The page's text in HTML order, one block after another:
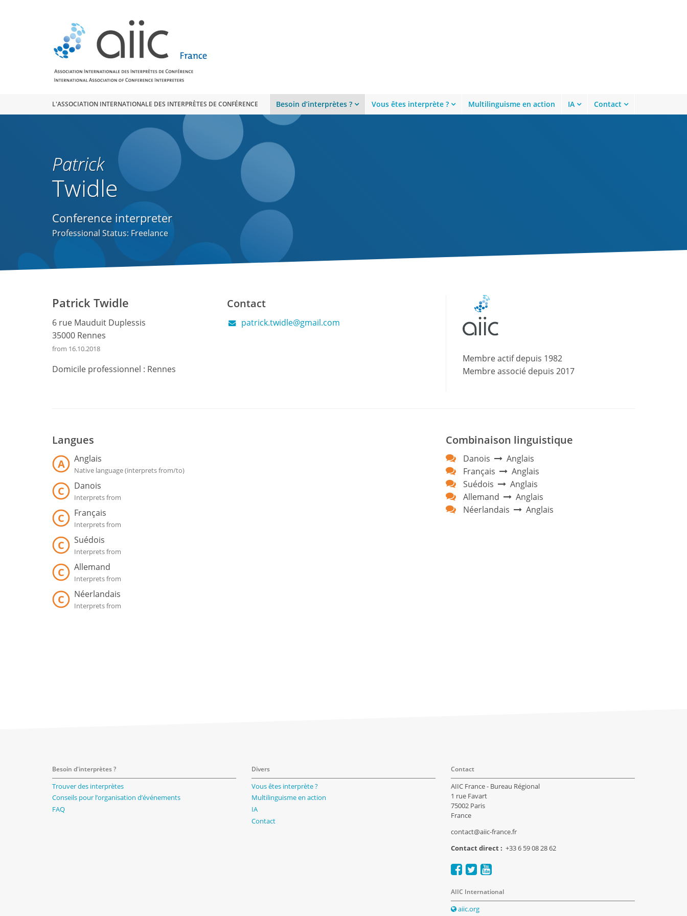
L'ASSOCIATION INTERNATIONALE DES INTERPRÈTES DE CONFÉRENCE Besoin d’interprètes ? Vous êtes interprète ? Multilinguisme en action IA Contact
Patrick
Twidle
Conference interpreter
Professional Status: Freelance
Patrick Twidle
6 rue Mauduit Duplessis
35000 Rennes
from 16.10.2018
Domicile professionnel : Rennes
Contact
patrick.twidle@gmail.com
Membre actifdepuis 1982
Membre associé depuis 2017
Langues
A Anglais
Native language (interprets from/to)
C Danois
Interprets from
C Français
Interprets from
C Suédois
Interprets from
C Allemand
Interprets from
C Néerlandais
Interprets from
Combinaison linguistique
Danois
Anglais
Français
Anglais
Suédois
Anglais
Allemand
Anglais
Néerlandais
Anglais
Besoin d'interprètes ?
Trouver des interprètes
Conseils pour l’organisation d’événements
FAQ
Divers
Vous êtes interprète ?
Multilinguisme en action
IA
Contact
Contact
AIIC France - Bureau Régional
1 rue Favart
75002 Paris
France
contact@aiic-france.fr
Contact direct : +33 6 59 08 28 62
AIIC International
aiic.org